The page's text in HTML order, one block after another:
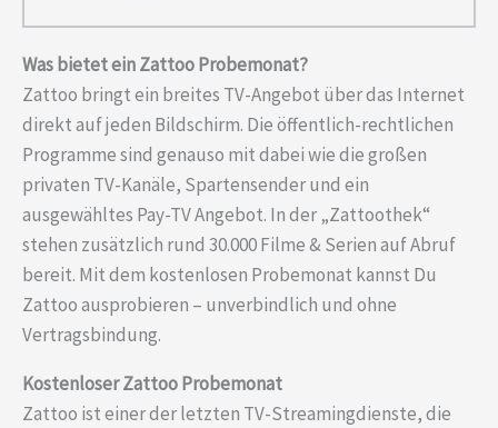
Was bietet ein Zattoo Probemonat?
Zattoo bringt ein breites TV-Angebot über das Internet
direkt auf jeden Bildschirm. Die öffentlich-rechtlichen
Programme sind genauso mit dabei wie die großen
privaten TV-Kanäle, Spartensender und ein
ausgewähltes Pay-TV Angebot. In der „Zattoothek“
stehen zusätzlich rund 30.000 Filme & Serien auf Abruf
bereit. Mit dem kostenlosen Probemonat kannst Du
Zattoo ausprobieren – unverbindlich und ohne
Vertragsbindung.
Kostenloser Zattoo Probemonat
Zattoo ist einer der letzten TV-Streamingdienste, die